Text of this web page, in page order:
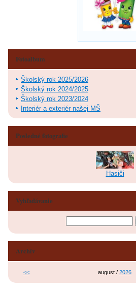
Fotoalbum
Školský rok 2025/2026
Školský rok 2024/2025
Školský rok 2023/2024
Interiér a exteriér našej MŠ
Posledné fotografie
Hasiči
Vyhľadávanie
Archív
<< august / 2026